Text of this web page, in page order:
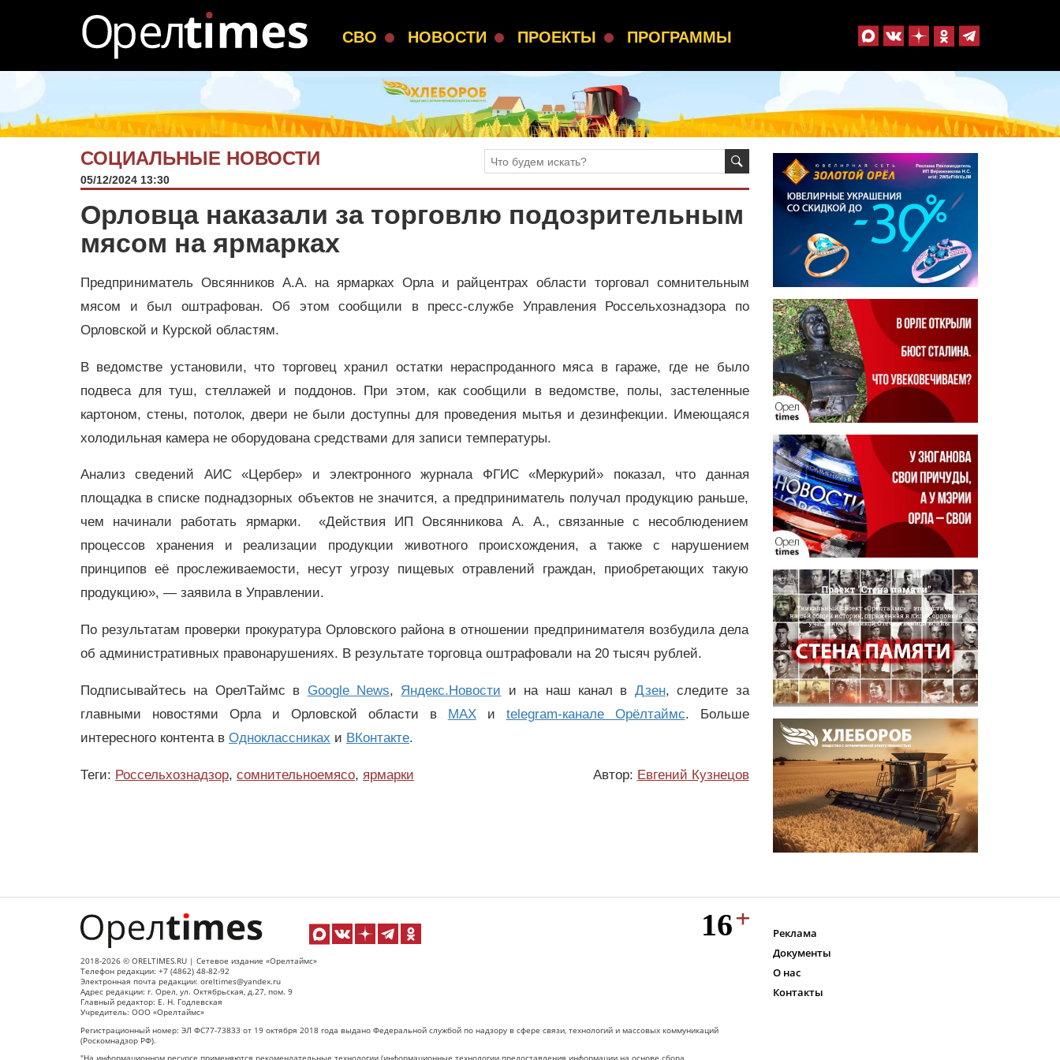
СВО НОВОСТИ ПРОЕКТЫ ПРОГРАММЫ
СОЦИАЛЬНЫЕ НОВОСТИ
05/12/2024 13:30
Орловца наказали за торговлю подозрительным
мясом на ярмарках
Предприниматель Овсянников А.А. на ярмарках Орла и райцентрах области торговал сомнительным
мясом и был оштрафован. Об этом сообщили в пресс-службе Управления Россельхознадзора по
Орловской и Курской областям.
В ведомстве установили, что торговец хранил остатки нераспроданного мяса в гараже, где не было
подвеса для туш, стеллажей и поддонов. При этом, как сообщили в ведомстве, полы, застеленные
картоном, стены, потолок, двери не были доступны для проведения мытья и дезинфекции. Имеющаяся
холодильная камера не оборудована средствами для записи температуры.
Анализ сведений АИС «Цербер» и электронного журнала ФГИС «Меркурий» показал, что данная
площадка в списке поднадзорных объектов не значится, а предприниматель получал продукцию раньше,
чем начинали работать ярмарки. «Действия ИП Овсянникова А. А., связанные с несоблюдением
процессов хранения и реализации продукции животного происхождения, а также с нарушением
принципов её прослеживаемости, несут угрозу пищевых отравлений граждан, приобретающих такую
продукцию», — заявила в Управлении.
По результатам проверки прокуратура Орловского района в отношении предпринимателя возбудила дела
об административных правонарушениях. В результате торговца оштрафовали на 20 тысяч рублей.
Подписывайтесь на ОрелТаймс в Google News, Яндекс.Новости и на наш канал в Дзен, следите за
главными новостями Орла и Орловской области в MAXи telegram-канале Орёлтаймс. Больше
интересного контента в Одноклассниках и ВКонтакте.
Теги: Россельхознадзор, сомнительноемясо, ярмарки Автор: Евгений Кузнецов
2018-2026 © ORELTIMES.RU | Сетевое издание «Орелтаймс»
Телефон редакции: +7 (4862) 48-82-92
Электронная почта редакции: oreltimes@yandex.ru
Адрес редакции: г. Орел, ул. Октябрьская, д.27, пом. 9
Главный редактор: Е. Н. Годлевская
Учредитель: ООО «Орелтаймс»
Регистрационный номер: ЭЛ ФС77-73833 от 19 октября 2018 года выдано Федеральной службой по надзору в сфере связи, технологий и массовых коммуникаций
(Роскомнадзор РФ).
Реклама
Документы
О нас
Контакты